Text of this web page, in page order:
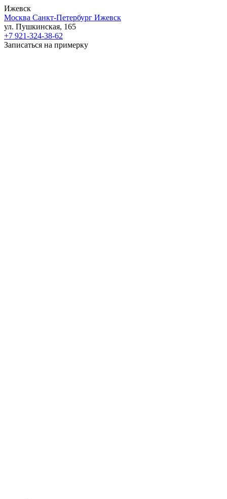
Ижевск
Москва Санкт-Петербург Ижевск
ул. Пушкинская, 165
+7 921-324-38-62
Записаться на примерку